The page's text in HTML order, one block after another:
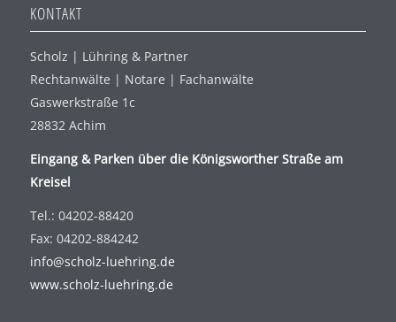
KONTAKT
Scholz | Lühring & Partner
Rechtanwälte | Notare | Fachanwälte
Gaswerkstraße 1c
28832 Achim
Eingang & Parken über die Königsworther Straße am
Kreisel
Tel.: 04202-88420
Fax: 04202-884242
info@scholz-luehring.de
www.scholz-luehring.de